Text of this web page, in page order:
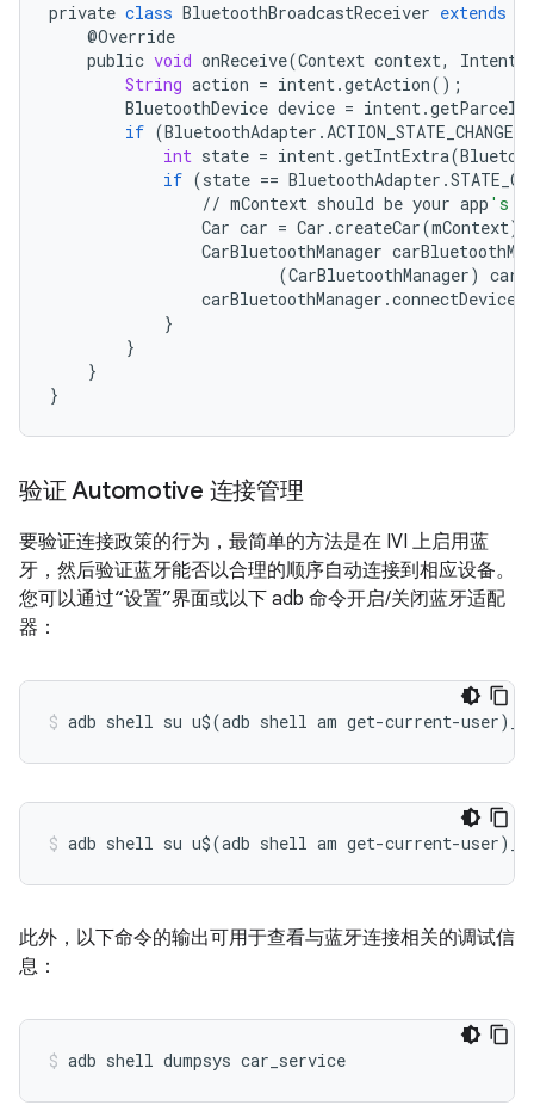
private class BluetoothBroadcastReceiver extends
@Override
public void onReceive(Context context, Intent
String action = intent.getAction();
BluetoothDevice device = intent.
if (BluetoothAdapter .ACTION_STATE_CHANGED
int state = intent.getIntExtra(
if (state == BluetoothAdapter .STATE_ON
// mContext should be your app 's
Car car = Car .createCar(mContext);
CarBluetoothManager
(CarBluetoothManager) car
carBluetoothManager .connectDevices
}
}
}
}
验证 Automotive 连接管理
要验证连接政策的行为，最简单的方法是在 IVI 上启用蓝
牙，然后验证蓝牙能否以合理的顺序自动连接到相应设备。
您可以通过“设置”界面或以下 adb 命令开启/关闭蓝牙适配
器：
adb shell su u$(adb shell am get-current-
adb shell su u$(adb shell am get-current-
此外，以下命令的输出可用于查看与蓝牙连接相关的调试信
息：
adb shell dumpsys car_service